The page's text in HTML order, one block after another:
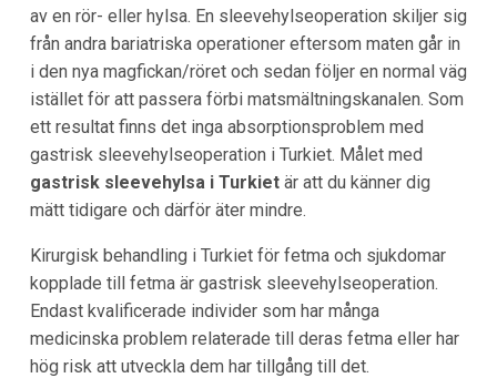
av en rör- eller hylsa. En sleevehylseoperation skiljer sig
från andra bariatriska operationer eftersom maten går in
i den nya magfickan/röret och sedan följer en normal väg
istället för att passera förbi matsmältningskanalen. Som
ett resultat finns det inga absorptionsproblem med
gastrisk sleevehylseoperation i Turkiet. Målet med
gastrisk sleevehylsa i Turkietär att du känner dig
mätt tidigare och därför äter mindre.
Kirurgisk behandling i Turkiet för fetma och sjukdomar
kopplade till fetma är gastrisk sleevehylseoperation.
Endast kvalificerade individer som har många
medicinska problem relaterade till deras fetma eller har
hög risk att utveckla dem har tillgång till det.